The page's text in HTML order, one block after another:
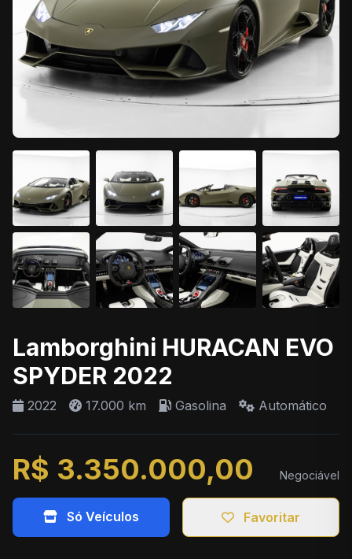
Lamborghini HURACAN EVO
SPYDER 2022
2022 17.000 km Gasolina Automático
R$ 3.350.000,00 Negociável
Só Veículos Favoritar